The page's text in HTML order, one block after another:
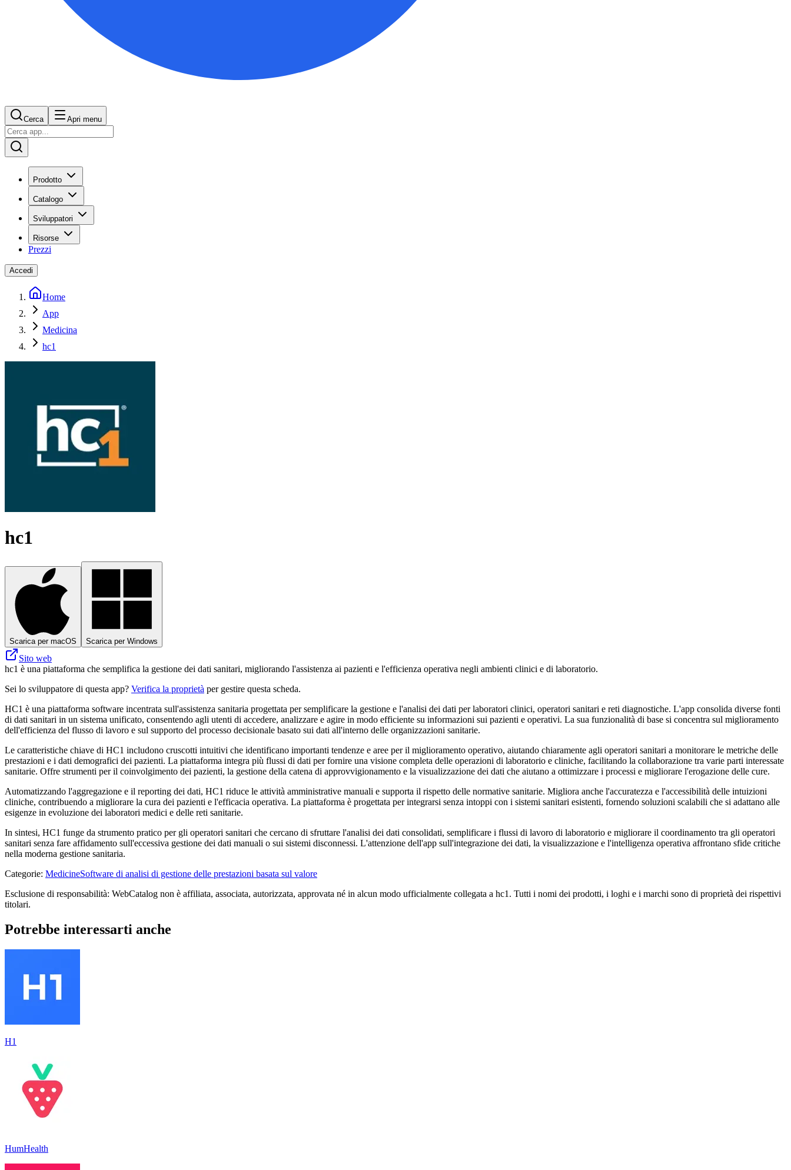
Cerca Apri menu
Prodotto
Catalogo
Sviluppatori
Risorse
Prezzi
Accedi
Home
App
Medicina
hc1
hc1
Scarica per macOS Scarica per Windows
Sito web
hc1 è una piattaforma che semplifica la gestione dei dati sanitari, migliorando l'assistenza ai pazienti e l'efficienza operativa negli ambienti clinici e di laboratorio.
Sei lo sviluppatore di questa app? Verifica la proprietà per gestire questa scheda.
HC1 è una piattaforma software incentrata sull'assistenza sanitaria progettata per semplificare la gestione e l'analisi dei dati per laboratori clinici, operatori sanitari e reti diagnostiche. L'app consolida diverse fonti
di dati sanitari in un sistema unificato, consentendo agli utenti di accedere, analizzare e agire in modo efficiente su informazioni sui pazienti e operativi. La sua funzionalità di base si concentra sul miglioramento
dell'efficienza del flusso di lavoro e sul supporto del processo decisionale basato sui dati all'interno delle organizzazioni sanitarie.
Le caratteristiche chiave di HC1 includono cruscotti intuitivi che identificano importanti tendenze e aree per il miglioramento operativo, aiutando chiaramente agli operatori sanitari a monitorare le metriche delle
prestazioni e i dati demografici dei pazienti. La piattaforma integra più flussi di dati per fornire una visione completa delle operazioni di laboratorio e cliniche, facilitando la collaborazione tra varie parti interessate
sanitarie. Offre strumenti per il coinvolgimento dei pazienti, la gestione della catena di approvvigionamento e la visualizzazione dei dati che aiutano a ottimizzare i processi e migliorare l'erogazione delle cure.
Automatizzando l'aggregazione e il reporting dei dati, HC1 riduce le attività amministrative manuali e supporta il rispetto delle normative sanitarie. Migliora anche l'accuratezza e l'accessibilità delle intuizioni
cliniche, contribuendo a migliorare la cura dei pazienti e l'efficacia operativa. La piattaforma è progettata per integrarsi senza intoppi con i sistemi sanitari esistenti, fornendo soluzioni scalabili che si adattano alle
esigenze in evoluzione dei laboratori medici e delle reti sanitarie.
In sintesi, HC1 funge da strumento pratico per gli operatori sanitari che cercano di sfruttare l'analisi dei dati consolidati, semplificare i flussi di lavoro di laboratorio e migliorare il coordinamento tra gli operatori
sanitari senza fare affidamento sull'eccessiva gestione dei dati manuali o sui sistemi disconnessi. L'attenzione dell'app sull'integrazione dei dati, la visualizzazione e l'intelligenza operativa affrontano sfide critiche
nella moderna gestione sanitaria.
Categorie: MedicineSoftware di analisi di gestione delle prestazioni basata sul valore
Esclusione di responsabilità: WebCatalog non è affiliata, associata, autorizzata, approvata né in alcun modo ufficialmente collegata a hc1. Tutti i nomi dei prodotti, i loghi e i marchi sono di proprietà dei rispettivi
titolari.
Potrebbe interessarti anche
H1
HumHealth